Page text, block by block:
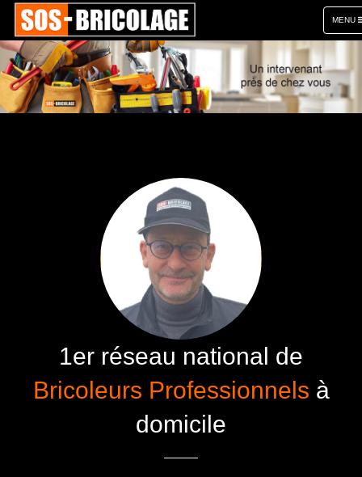
MENU
1er réseau national de
Bricoleurs Professionnels à
domicile